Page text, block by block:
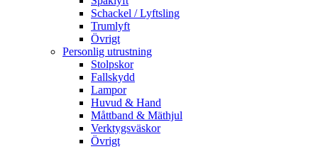
Schackel / Lyftsling
Trumlyft
Övrigt
Personlig utrustning
Stolpskor
Fallskydd
Lampor
Huvud & Hand
Måttband & Mäthjul
Verktygsväskor
Övrigt